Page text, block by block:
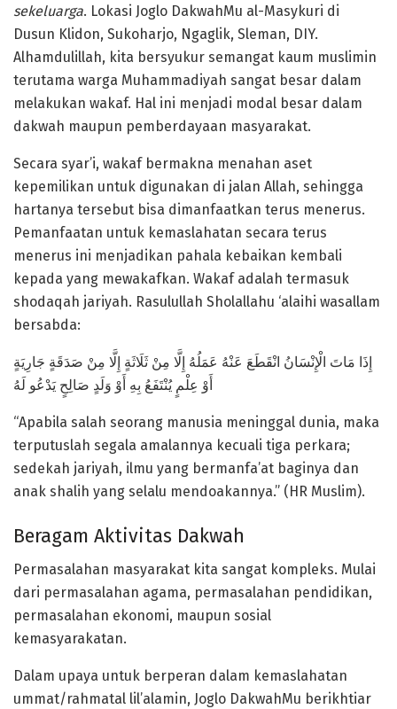
sekeluarga. Lokasi Joglo DakwahMu al-Masykuri di
Dusun Klidon, Sukoharjo, Ngaglik, Sleman, DIY.
Alhamdulillah, kita bersyukur semangat kaum muslimin
terutama warga Muhammadiyah sangat besar dalam
melakukan wakaf. Hal ini menjadi modal besar dalam
dakwah maupun pemberdayaan masyarakat.
Secara syar’i, wakaf bermakna menahan aset
kepemilikan untuk digunakan di jalan Allah, sehingga
hartanya tersebut bisa dimanfaatkan terus menerus.
Pemanfaatan untuk kemaslahatan secara terus
menerus ini menjadikan pahala kebaikan kembali
kepada yang mewakafkan. Wakaf adalah termasuk
shodaqah jariyah. Rasulullah Sholallahu ‘alaihi wasallam
bersabda:
إِذَا مَاتَ الْإِنْسَانُ انْقَطَعَ عَنْهُ عَمَلُهُ إِلَّا مِنْ ثَلَاثَةٍ إِلَّا مِنْ صَدَقَةٍ جَارِيَةٍ
أَوْ عِلْمٍ يُنْتَفَعُ بِهِ أَوْ وَلَدٍ صَالِحٍ يَدْعُو لَهُ
“Apabila salah seorang manusia meninggal dunia, maka
terputuslah segala amalannya kecuali tiga perkara;
sedekah jariyah, ilmu yang bermanfa’at baginya dan
anak shalih yang selalu mendoakannya.” (HR Muslim).
Beragam Aktivitas Dakwah
Permasalahan masyarakat kita sangat kompleks. Mulai
dari permasalahan agama, permasalahan pendidikan,
permasalahan ekonomi, maupun sosial
kemasyarakatan.
Dalam upaya untuk berperan dalam kemaslahatan
ummat/rahmatal lil’alamin, Joglo DakwahMu berikhtiar